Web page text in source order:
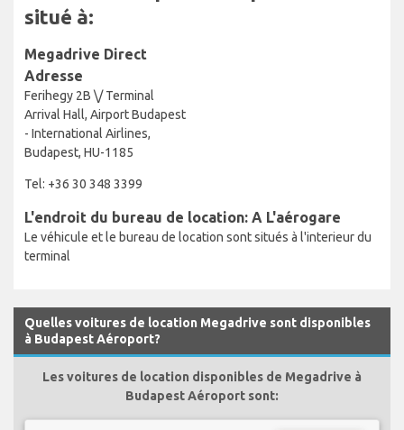
situé à:
Megadrive Direct
Adresse
Ferihegy 2B \/ Terminal
Arrival Hall, Airport Budapest
- International Airlines,
Budapest, HU-1185
Tel: +36 30 348 3399
L'endroit du bureau de location: A L'aérogare
Le véhicule et le bureau de location sont situés à l'interieur du
terminal
Quelles voitures de location Megadrive sont disponibles
à Budapest Aéroport?
Les voitures de location disponibles de Megadrive à
Budapest Aéroport sont: